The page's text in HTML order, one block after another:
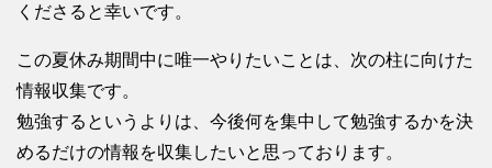
くださると幸いです。
この夏休み期間中に唯一やりたいことは、次の柱に向けた
情報収集です。
勉強するというよりは、今後何を集中して勉強するかを決
めるだけの情報を収集したいと思っております。